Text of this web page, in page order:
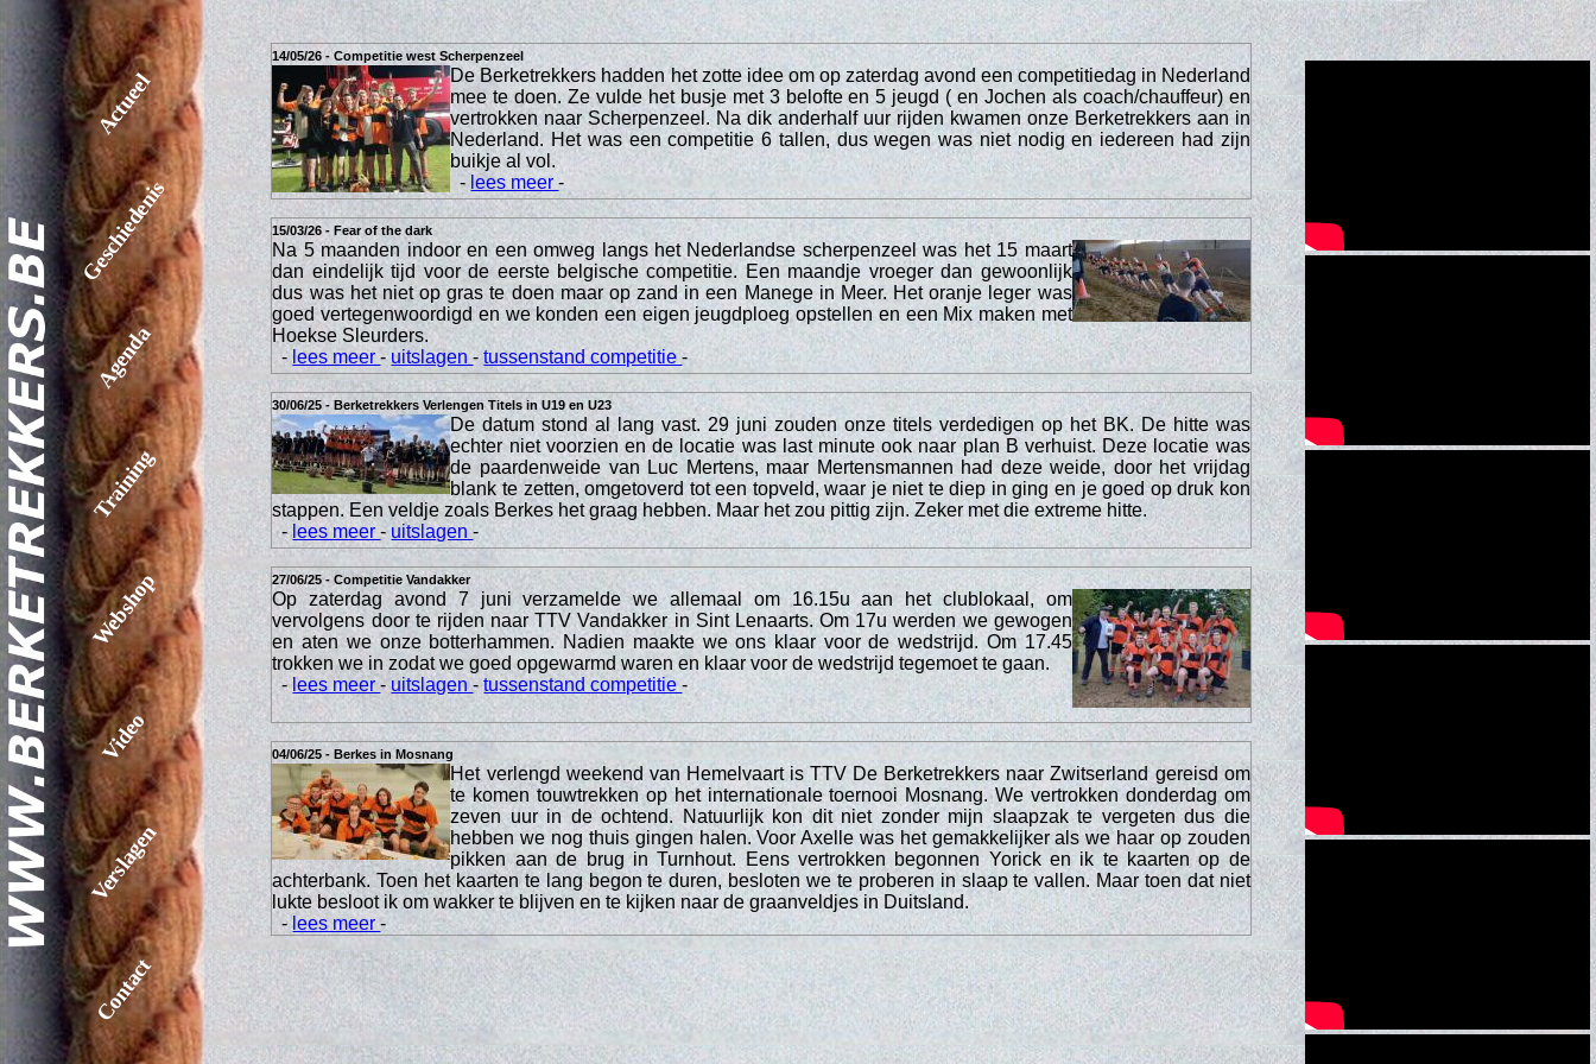
Actueel
Geschiedenis
Agenda
Training
Webshop
Video
Verslagen
Contact
14/05/26 - Competitie west Scherpenzeel
De Berketrekkers hadden het zotte idee om op zaterdag avond een competitiedag in Nederland
mee te doen. Ze vulde het busje met 3 belofte en 5 jeugd ( en Jochen als coach/chauffeur) en
vertrokken naar Scherpenzeel. Na dik anderhalf uur rijden kwamen onze Berketrekkers aan in
Nederland. Het was een competitie 6 tallen, dus wegen was niet nodig en iedereen had zijn
buikje al vol.
- lees meer-
15/03/26 - Fear of the dark
Na 5 maanden indoor en een omweg langs het Nederlandse scherpenzeel was het 15 maart
dan eindelijk tijd voor de eerste belgische competitie. Een maandje vroeger dan gewoonlijk
dus was het niet op gras te doen maar op zand in een Manege in Meer. Het oranje leger was
goed vertegenwoordigd en we konden een eigen jeugdploeg opstellen en een Mix maken met
Hoekse Sleurders.
-lees meer-uitslagen-tussenstand competitie-
30/06/25 - Berketrekkers Verlengen Titels in U19 en U23
De datum stond al lang vast. 29 juni zouden onze titels verdedigen op het BK. De hitte was
echter niet voorzien en de locatie was last minute ook naar plan B verhuist. Deze locatie was
de paardenweide van Luc Mertens, maar Mertensmannen had deze weide, door het vrijdag
blank te zetten, omgetoverd tot een topveld, waar je niet te diep in ging en je goed op druk kon
stappen. Een veldje zoals Berkes het graag hebben. Maar het zou pittig zijn. Zeker met die extreme hitte.
- lees meer-uitslagen-
27/06/25 - Competitie Vandakker
Op zaterdag avond 7 juni verzamelde we allemaal om 16.15u aan het clublokaal, om
vervolgens door te rijden naar TTV Vandakker in Sint Lenaarts. Om 17u werden we gewogen
en aten we onze botterhammen. Nadien maakte we ons klaar voor de wedstrijd. Om 17.45
trokken we in zodat we goed opgewarmd waren en klaar voor de wedstrijd tegemoet te gaan.
- lees meer-uitslagen-tussenstand competitie-
04/06/25 - Berkes in Mosnang
Het verlengd weekend van Hemelvaart is TTV De Berketrekkers naar Zwitserland gereisd om
te komen touwtrekken op het internationale toernooi Mosnang. We vertrokken donderdag om
zeven uur in de ochtend. Natuurlijk kon dit niet zonder mijn slaapzak te vergeten dus die
hebben we nog thuis gingen halen. Voor Axelle was het gemakkelijker als we haar op zouden
pikken aan de brug in Turnhout. Eens vertrokken begonnen Yorick en ik te kaarten op de
achterbank. Toen het kaarten te lang begon te duren, besloten we te proberen in slaap te vallen. Maar toen dat niet
lukte besloot ik om wakker te blijven en te kijken naar de graanveldjes in Duitsland.
-lees meer-